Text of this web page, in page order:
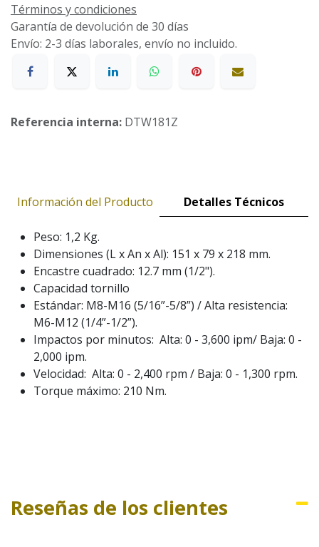
Términos y condiciones
Garantía de devolución de 30 días
Envío: 2-3 días laborales, envío no incluido.
Referencia interna: DTW181Z
Información del Producto Detalles Técnicos
Peso: 1,2 Kg.
Dimensiones (L x An x Al): 151 x 79 x 218 mm.
Encastre cuadrado: 12.7 mm (1/2").
Capacidad tornillo
Estándar: M8-M16 (5/16”-5/8”) / Alta resistencia:
M6-M12 (1/4”-1/2”).
Impactos por minutos: Alta: 0 - 3,600 ipm/ Baja: 0 -
2,000 ipm.
Velocidad: Alta: 0 - 2,400 rpm / Baja: 0 - 1,300 rpm.
Torque máximo: 210 Nm.
Reseñas de los clientes